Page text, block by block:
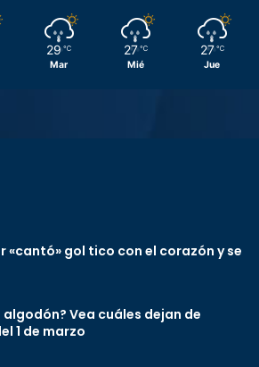
29 ℃
Mar
27 ℃
Mié
27 ℃
Jue
«cantó» gol tico con el corazón y se
Vea cuáles dejan de
1 de marzo